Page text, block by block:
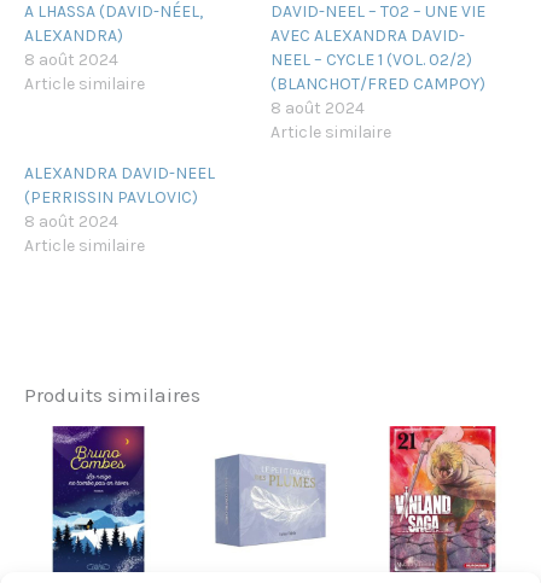
A LHASSA (DAVID-NÉEL,
ALEXANDRA)
8 août 2024
Article similaire
DAVID-NEEL – T02 – UNE VIE
AVEC ALEXANDRA DAVID-
NEEL – CYCLE 1 (VOL. 02/2)
(BLANCHOT/FRED CAMPOY)
8 août 2024
Article similaire
ALEXANDRA DAVID-NEEL
(PERRISSIN PAVLOVIC)
8 août 2024
Article similaire
Produits similaires